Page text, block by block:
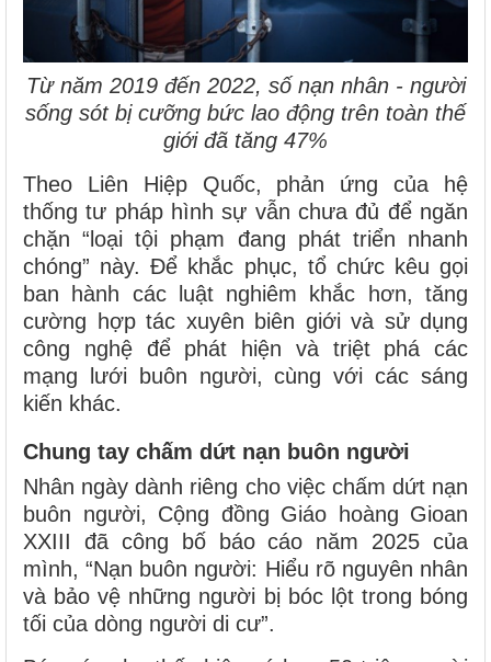
Từ năm 2019 đến 2022, số nạn nhân - người
sống sót bị cưỡng bức lao động trên toàn thế
giới đã tăng 47%
Theo Liên Hiệp Quốc, phản ứng của hệ
thống tư pháp hình sự vẫn chưa đủ để ngăn
chặn “loại tội phạm đang phát triển nhanh
chóng” này. Để khắc phục, tổ chức kêu gọi
ban hành các luật nghiêm khắc hơn, tăng
cường hợp tác xuyên biên giới và sử dụng
công nghệ để phát hiện và triệt phá các
mạng lưới buôn người, cùng với các sáng
kiến khác.
Chung tay chấm dứt nạn buôn người
Nhân ngày dành riêng cho việc chấm dứt nạn
buôn người, Cộng đồng Giáo hoàng Gioan
XXIII đã công bố báo cáo năm 2025 của
mình, “Nạn buôn người: Hiểu rõ nguyên nhân
và bảo vệ những người bị bóc lột trong bóng
tối của dòng người di cư”.